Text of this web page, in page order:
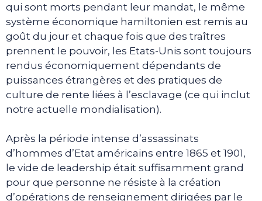
qui sont morts pendant leur mandat, le même
système économique hamiltonien est remis au
goût du jour et chaque fois que des traîtres
prennent le pouvoir, les Etats-Unis sont toujours
rendus économiquement dépendants de
puissances étrangères et des pratiques de
culture de rente liées à l’esclavage (ce qui inclut
notre actuelle mondialisation).
Après la période intense d’assassinats
d’hommes d’Etat américains entre 1865 et 1901,
le vide de leadership était suffisamment grand
pour que personne ne résiste à la création
d’opérations de renseignement dirigées par le